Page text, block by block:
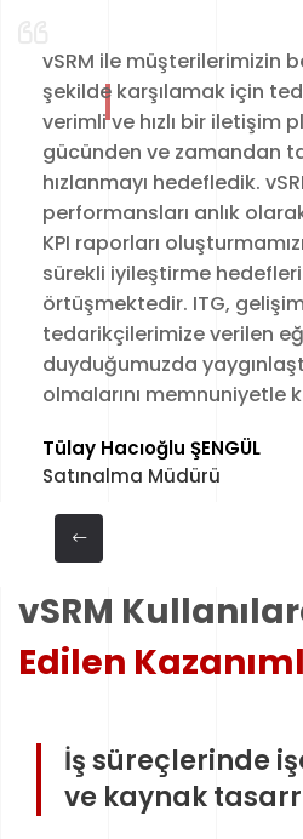
vSRM ile müşterilerimizin
şekilde karşılamak için
verimli ve hızlı bir iletişim
gücünden ve zamandan
hızlanmayı hedefledik.
performansları anlık
KPI raporları
sürekli iyileştirme
örtüşmektedir. ITG,
tedarikçilerimize verilen
duyduğumuzda
olmalarını memnuniyetle
Tülay Hacıoğlu ŞENGÜL
Satınalma Müdürü
vSRM
Edilen
İş süreçlerinde
ve kaynak